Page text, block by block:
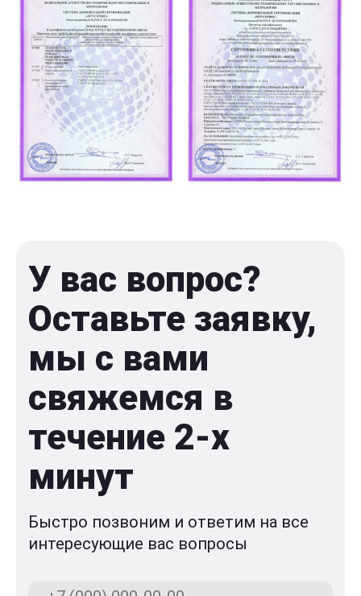
У вас вопрос?
Оставьте заявку,
мы с вами
свяжемся в
течение 2-x
минут
Быстро позвоним и ответим на все
интересующие вас вопросы